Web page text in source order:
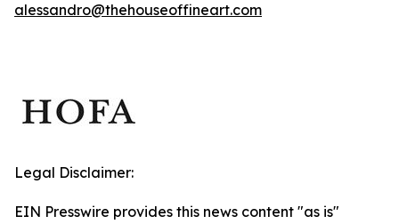
alessandro@thehouseoffineart.com
Legal Disclaimer:
EIN Presswire provides this news content "as is"